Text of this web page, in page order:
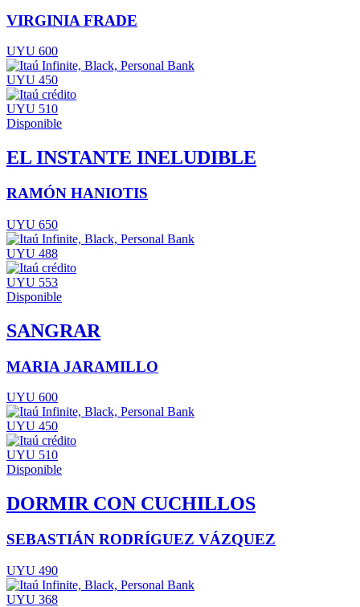
VIRGINIA FRADE
UYU 600
UYU 450
UYU 510
Disponible
EL INSTANTE INELUDIBLE
RAMÓN HANIOTIS
UYU 650
UYU 488
UYU 553
Disponible
SANGRAR
MARIA JARAMILLO
UYU 600
UYU 450
UYU 510
Disponible
DORMIR CON CUCHILLOS
SEBASTIÁN RODRÍGUEZ VÁZQUEZ
UYU 490
UYU 368